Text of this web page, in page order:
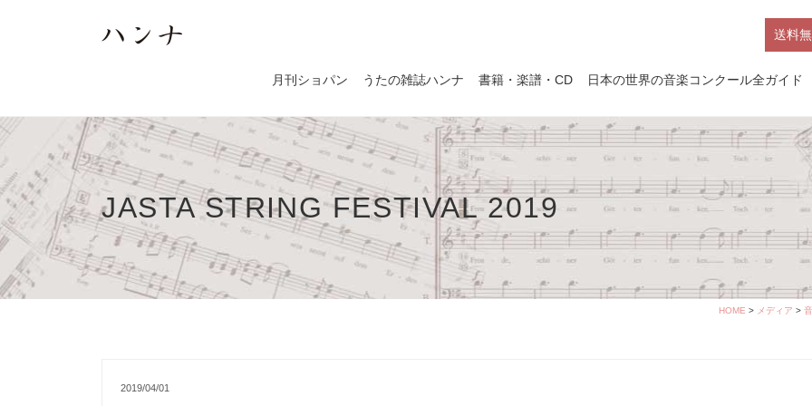
送料
月刊ショパン うたの雑誌ハンナ 書籍・楽譜・CD 日本の世界の音楽コンクール全ガイド
JASTA STRING FESTIVAL 2019
HOME > メディア >
2019/04/01